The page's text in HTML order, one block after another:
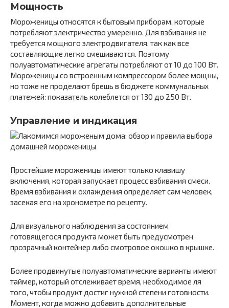
Мощность
Мороженицы относятся к бытовым приборам, которые
потребляют электричество умеренно. Для взбивания не
требуется мощного электродвигателя, так как все
составляющие легко смешиваются. Поэтому
полуавтоматические агрегаты потребляют от 10 до 100 Вт.
Мороженицы со встроенным компрессором более мощны,
но тоже не проделают брешь в бюджете коммунальных
платежей: показатель колеблется от 130 до 250 Вт.
Управление и индикация
Простейшие мороженицы имеют только клавишу
включения, которая запускает процесс взбивания смеси.
Время взбивания и охлаждения определяет сам человек,
засекая его на хронометре по рецепту.
Для визуального наблюдения за состоянием
готовящегося продукта может быть предусмотрен
прозрачный контейнер либо смотровое окошко в крышке.
Более продвинутые полуавтоматические варианты имеют
таймер, который отслеживает время, необходимое ля
того, чтобы продукт достиг нужной степени готовности.
Момент, когда можно добавить дополнительные